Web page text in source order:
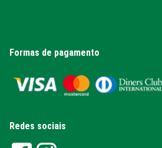
Formas de pagamento
Redes sociais